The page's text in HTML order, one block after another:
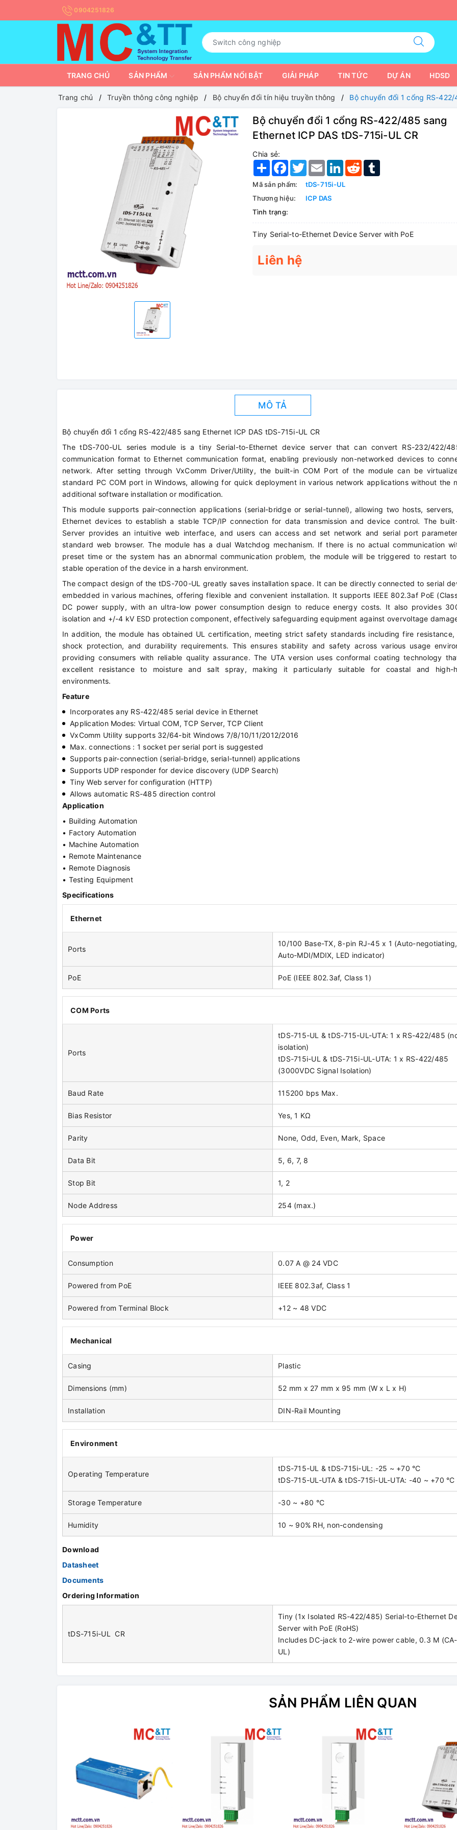
0904251826
TRANG CHỦ SẢN PHẨM SẢN PHẨM NỔI BẬT GIẢI PHÁP TIN TỨC DỰ ÁN HDSD
Trang chủ Truyền thông công nghiệp Bộ chuyển đổi tín hiệu truyền thông Bộ chuyển đổi 1 cổng RS-
Bộ chuyển đổi 1 cổng RS-422/485 sang
Ethernet ICP DAS tDS-715i-UL CR
Chia sẻ:
Share Facebook
TwitterEmail LinkedIn
Reddit
Mã sản phẩm:
tDS-715i-UL
Thương hiệu:
ICP DAS
Tình trạng:
Tiny Serial-to-Ethernet Device Server with PoE
Liên hệ
MÔ TẢ
Bộ chuyển đổi 1 cổng RS-422/485 sang Ethernet ICP DAS tDS-715i-UL CR
The tDS-700-UL series module is a tiny Serial-to-Ethernet device server that can convert RS-232/422/
communication format to Ethernet communication format, enabling previously non-networked devices to
network. After setting through VxComm Driver/Utility, the built-in COM Port of the module can be
standard PC COM port in Windows, allowing for quick deployment in various network applications without the
additional software installation or modification.
This module supports pair-connection applications (serial-bridge or serial-tunnel), allowing two hosts, servers,
Ethernet devices to establish a stable TCP/IP connection for data transmission and device control. The
Server provides an intuitive web interface, and users can access and set network and serial port
standard web browser. The module has a dual Watchdog mechanism. If there is no actual communication
preset time or the system has an abnormal communication problem, the module will be triggered to restart
stable operation of the device in a harsh environment.
The compact design of the tDS-700-UL greatly saves installation space. It can be directly connected to serial
embedded in various machines, offering flexible and convenient installation. It supports IEEE 802.3af PoE
DC power supply, with an ultra-low power consumption design to reduce energy costs. It also provides
isolation and +/-4 kV ESD protection component, effectively safeguarding equipment against overvoltage
In addition, the module has obtained UL certification, meeting strict safety standards including fire resistance,
shock protection, and durability requirements. This ensures stability and safety across various usage
providing consumers with reliable quality assurance. The UTA version uses conformal coating technology
excellent resistance to moisture and salt spray, making it particularly suitable for coastal and high-
environments.
Feature
Incorporates any RS-422/485 serial device in Ethernet
Application Modes: Virtual COM, TCP Server, TCP Client
VxComm Utility supports 32/64-bit Windows 7/8/10/11/2012/2016
Max. connections : 1 socket per serial port is suggested
Supports pair-connection (serial-bridge, serial-tunnel) applications
Supports UDP responder for device discovery (UDP Search)
Tiny Web server for configuration (HTTP)
Allows automatic RS-485 direction control
Application
• Building Automation
• Factory Automation
• Machine Automation
• Remote Maintenance
• Remote Diagnosis
• Testing Equipment
Specifications
Ethernet
Ports
10/100 Base-TX, 8-pin RJ-45 x 1 (Auto-negotiating,
Auto-MDI/MDIX, LED indicator)
PoE PoE (IEEE 802.3af, Class 1)
COM Ports
Ports
tDS-715-UL & tDS-715-UL-UTA: 1 x RS-422/485
isolation)
tDS-715i-UL & tDS-715i-UL-UTA: 1 x RS-422/485
(3000VDC Signal Isolation)
Baud Rate 115200 bps Max.
Bias Resistor Yes, 1 KΩ
Parity None, Odd, Even, Mark, Space
Data Bit 5, 6, 7, 8
Stop Bit 1, 2
Node Address 254 (max.)
Power
Consumption 0.07 A @ 24 VDC
Powered from PoE IEEE 802.3af, Class 1
Powered from Terminal Block +12 ~ 48 VDC
Mechanical
Casing Plastic
Dimensions (mm) 52 mm x 27 mm x 95 mm (W x L x H)
Installation DIN-Rail Mounting
Environment
Operating Temperature
tDS-715-UL & tDS-715i-UL: -25 ~ +70 °C
tDS-715-UL-UTA & tDS-715i-UL-UTA: -40 ~ +70 °C
Storage Temperature -30 ~ +80 °C
Humidity 10 ~ 90% RH, non-condensing
Download
Datasheet
Documents
Ordering Information
tDS-715i-UL CR
Tiny (1x Isolated RS-422/485) Serial-to-Ethernet
Server with PoE (RoHS)
Includes DC-jack to 2-wire power cable, 0.3 M
UL)
SẢN PHẨM LIÊN QUAN